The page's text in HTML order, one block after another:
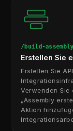
/build-assembly
Erstellen Sie
Erstellen Sie
Verwenden Sie
„Assembly
Aktion